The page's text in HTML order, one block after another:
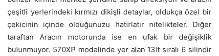
çeşitli yerlerindeki kırmızı dikişli detaylar, oldukça özel bir
çekicinin içinde olduğunuzu hatırlatır nitelikteler. Diğer
taraftan Aracın motorunda ise en ufak bir değişiklik
bulunmuyor. 570XP modelinde yer alan 13lt sıralı 6 silindir